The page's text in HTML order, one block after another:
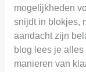
mogelijkheden
snijdt in blokjes,
aandacht zijn
blog lees je
manieren van